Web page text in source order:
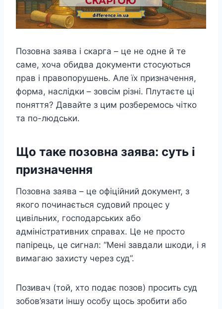
Позовна заява і скарга – це не одне й те
саме, хоча обидва документи стосуються
прав і правопорушень. Але їх призначення,
форма, наслідки – зовсім різні. Плутаєте ці
поняття? Давайте з цим розберемось чітко
та по-людськи.
Що таке позовна заява: суть і
призначення
Позовна заява – це офіційний документ, з
якого починається судовий процес у
цивільних, господарських або
адміністративних справах. Це не просто
папірець, це сигнал: “Мені завдали шкоди, і я
вимагаю захисту через суд”.
Позивач (той, хто подає позов) просить суд
зобов’язати іншу особу щось зробити або